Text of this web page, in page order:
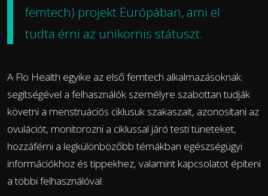
femtech) projekt Európában, ami el
tudta érni az unikornis státuszt.
A Flo Health egyike az első femtech alkalmazásoknak:
segítségével a felhasználók személyre szabottan tudják
követni a menstruációs ciklusuk szakaszait, azonosítani az
ovulációt, monitorozni a ciklussal járó testi tüneteket,
hozzáférni a legkülönbözőbb témákban egészségügyi
információkhoz és tippekhez, valamint kapcsolatot építeni
a többi felhasználóval.